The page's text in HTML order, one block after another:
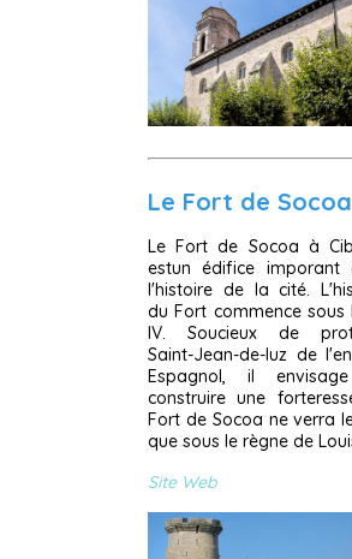
Le Fort de Socoa
Le Fort de Socoa à
estun édifice imporant
l'histoire de la cité.
du Fort commence sous
IV. Soucieux de
Saint-Jean-de-luz de
Espagnol, il
construire une
Fort de Socoa ne verra
que sous le règne de
Site Web